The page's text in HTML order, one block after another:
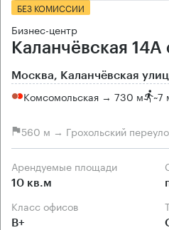
БЕЗ КОМИССИИ
Бизнес-центр
Каланчёвская 14А
Москва, Каланчёвская
Комсомольская → 730 м ~7
560 м → Грохольский
Арендуемые площади
10 кв.м
Класс офисов
B+